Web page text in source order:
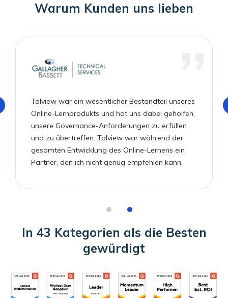
Warum Kunden uns lieben
Talview war ein wesentlicher Bestandteil unseres
Online-Lernprodukts und hat uns dabei geholfen,
unsere Governance-Anforderungen zu erfüllen
und zu übertreffen. Talview war während der
gesamten Entwicklung des Online-Lernens ein
Partner, den ich nicht genug empfehlen kann.
In 43 Kategorien als die Besten
gewürdigt